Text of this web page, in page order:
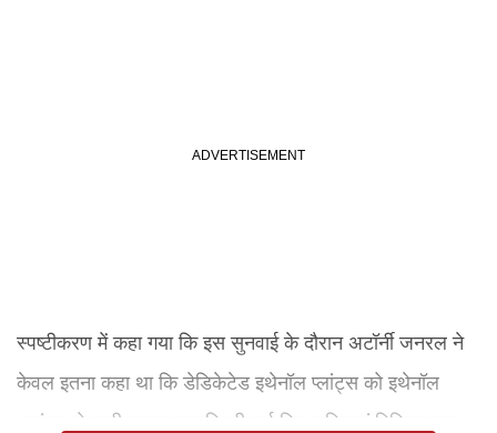
स्पष्टीकरण में कहा गया कि इस सुनवाई के दौरान अटॉर्नी जनरल ने
केवल इतना कहा था कि डेडिकेटेड इथेनॉल प्लांट्स को इथेनॉल
आवंटन से जुड़ी समान प्रकृति की कई रिट याचिकाएं विभिन्न उच्च